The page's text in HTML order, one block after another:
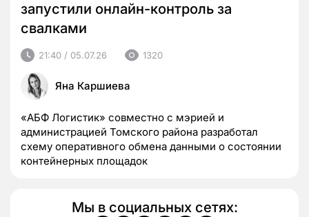
запустили онлайн-контроль за
свалками
21:40 / 05.07.26 1320
Яна Каршиева
«АБФ Логистик» совместно с мэрией и
администрацией Томского района разработал
схему оперативного обмена данными о состоянии
контейнерных площадок
Мы в социальных сетях: